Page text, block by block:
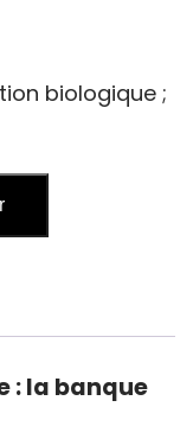
biologique ;
: la banque